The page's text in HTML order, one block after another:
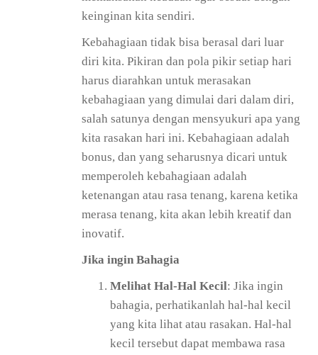
keinginan kita sendiri.
Kebahagiaan tidak bisa berasal dari luar
diri kita. Pikiran dan pola pikir setiap hari
harus diarahkan untuk merasakan
kebahagiaan yang dimulai dari dalam diri,
salah satunya dengan mensyukuri apa yang
kita rasakan hari ini. Kebahagiaan adalah
bonus, dan yang seharusnya dicari untuk
memperoleh kebahagiaan adalah
ketenangan atau rasa tenang, karena ketika
merasa tenang, kita akan lebih kreatif dan
inovatif.
Jika ingin Bahagia
Melihat Hal-Hal Kecil: Jika ingin
bahagia, perhatikanlah hal-hal kecil
yang kita lihat atau rasakan. Hal-hal
kecil tersebut dapat membawa rasa